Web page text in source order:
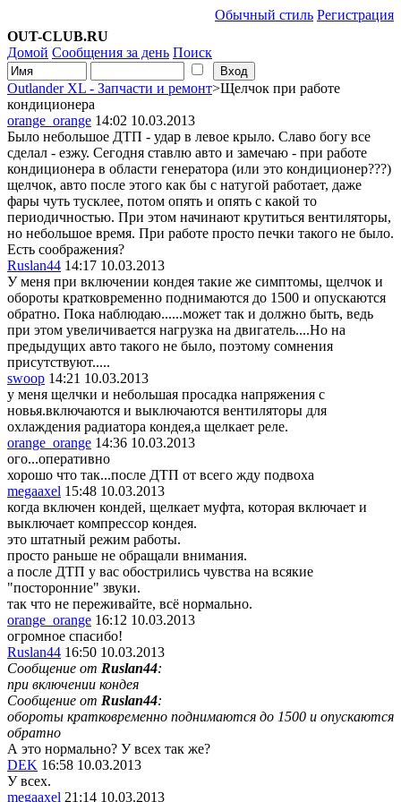
Обычный стиль Регистрация
OUT-CLUB.RU
Домой Сообщения за день Поиск
Outlander XL - Запчасти и ремонт>Щелчок при работе
кондиционера
orange_orange 14:02 10.03.2013
Было небольшое ДТП - удар в левое крыло. Славо богу все
сделал - езжу. Сегодня ставлю авто и замечаю - при работе
кондиционера в области генератора (или это кондиционер???)
щелчок, авто после этого как бы с натугой работает, даже
фары чуть тусклее, потом опять и опять с какой то
периодичностью. При этом начинают крутиться вентиляторы,
но небольшое время. При работе просто печки такого не было.
Есть соображения?
Ruslan44 14:17 10.03.2013
У меня при включении кондея такие же симптомы, щелчок и
обороты кратковременно поднимаются до 1500 и опускаются
обратно. Пока наблюдаю......может так и должно быть, ведь
при этом увеличивается нагрузка на двигатель....Но на
предыдущих авто такого не было, поэтому сомнения
присутствуют.....
swoop 14:21 10.03.2013
у меня щелчки и небольшая просадка напряжения с
новья.включаются и выключаются вентиляторы для
охлаждения радиатора кондея,а щелкает реле.
orange_orange 14:36 10.03.2013
ого...оперативно
хорошо что так...после ДТП от всего жду подвоха
megaaxel 15:48 10.03.2013
когда включен кондей, щелкает муфта, которая включает и
выключает компрессор кондея.
это штатный режим работы.
просто раньше не обращали внимания.
а после ДТП у вас обострились чувства на всякие
"посторонние" звуки.
так что не переживайте, всё нормально.
orange_orange 16:12 10.03.2013
огромное спасибо!
Ruslan44 16:50 10.03.2013
Сообщение от Ruslan44:
при включении кондея
Сообщение от Ruslan44:
обороты кратковременно поднимаются до 1500 и опускаются
обратно
А это нормально? У всех так же?
DEK 16:58 10.03.2013
У всех.
megaaxel 21:14 10.03.2013